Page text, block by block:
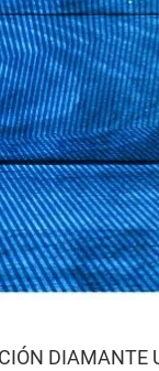
DIAMANTE